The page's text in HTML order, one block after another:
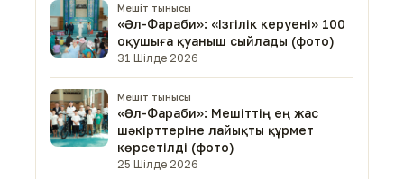
Мешіт тынысы
«Әл-Фараби»: «Ізгілік керуені» 100
оқушыға қуаныш сыйлады (фото)
31 Шілде 2026
Мешіт тынысы
«Әл-Фараби»: Мешіттің ең жас
шәкірттеріне лайықты құрмет
көрсетілді (фото)
25 Шілде 2026